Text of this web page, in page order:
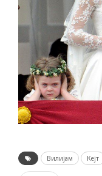
Вилијам Кејт